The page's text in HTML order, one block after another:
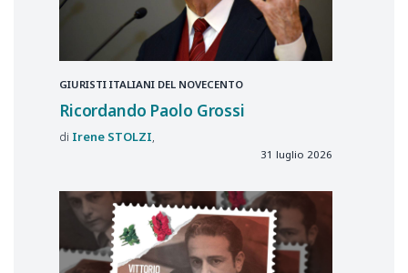
GIURISTI ITALIANI DEL NOVECENTO
Ricordando Paolo Grossi
Irene STOLZI
31 luglio 2026